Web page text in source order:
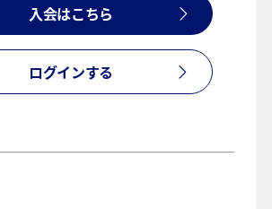
入会はこちら
ログインする